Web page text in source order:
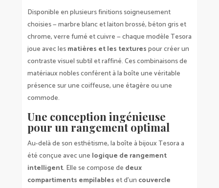
Disponible en plusieurs finitions soigneusement
choisies — marbre blanc et laiton brossé, béton gris et
chrome, verre fumé et cuivre — chaque modèle Tesora
joue avec lesmatières et les texturespour créer un
contraste visuel subtil et raffiné. Ces combinaisons de
matériaux nobles confèrent à la boîte une véritable
présence sur une coiffeuse, une étagère ou une
commode.
Une conception ingénieuse
pour un rangement optimal
Au-delà de son esthétisme, la boîte à bijoux Tesora a
été conçue avec une logique de rangement
intelligent. Elle se compose de deux
compartiments empilables et d’un couvercle